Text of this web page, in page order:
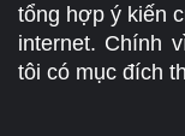
tổng hợp ý kiến
internet. Chính
tôi có mục đích